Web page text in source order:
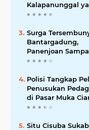
Kalapanunggal
Siap Menjadi Ikon
Kabupaten
Surga
Bantargadung,
Panenjoan
Bersiap Menjadi
Baru Sukabumi
Polisi Tangkap
Penusukan
di Pasar Muka
Terancam 15 Tahun
Situ Cisuba